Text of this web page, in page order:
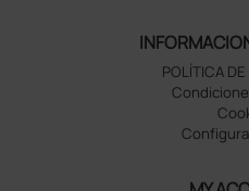
POLÍTICA DE